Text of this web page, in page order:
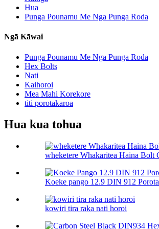
Hua
Punga Pounamu Me Nga Punga Roda
Ngā Kāwai
Punga Pounamu Me Nga Punga Roda
Hex Bolts
Nati
Kaihoroi
Mea Mahi Korekore
titi porotakaroa
Hua kua tohua
wheketere Whakaritea Haina Bolt
Koeke pango 12.9 DIN 912
kowiri tira raka nati horoi